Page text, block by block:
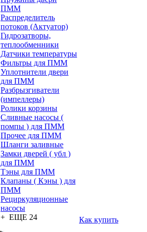
ПММ
Распределитель
потоков (Актуатор)
Гидрозатворы,
теплообменники
Датчики температуры
Фильтры для ПММ
Уплотнители двери
для ПММ
Разбрызгиватели
(импеллеры)
Ролики корзины
Сливные насосы (
помпы ) для ПММ
Прочее для ПММ
Шланги заливные
Замки дверей ( убл )
для ПММ
Тэны для ПММ
Клапаны ( Кэны ) для
ПММ
Рециркуляционные
насосы
+ ЕЩЕ 24
Как купить